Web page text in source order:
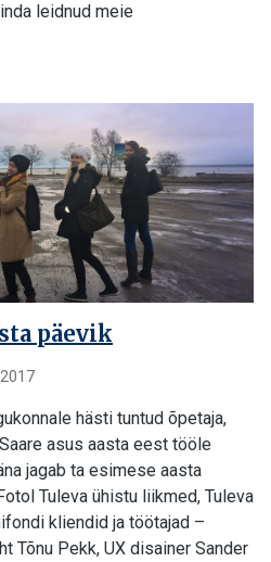
leidnud meie
päevik
hästi tuntud õpetaja,
asus aasta eest tööle
jagab ta esimese aasta
Tuleva ühistu liikmed, Tuleva
kliendid ja töötajad –
Tõnu Pekk, UX disainer Sander